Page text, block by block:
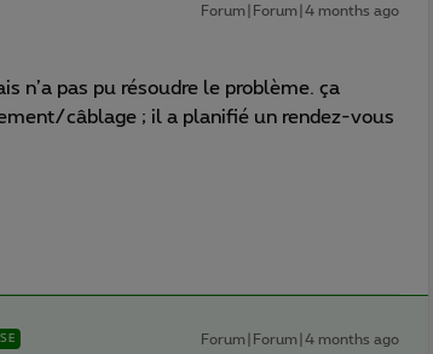
Forum|Forum|4 months ago
n’a pas pu résoudre le problème. ça
câblage ; il a planifié un rendez-vous
Forum|Forum|4 months ago